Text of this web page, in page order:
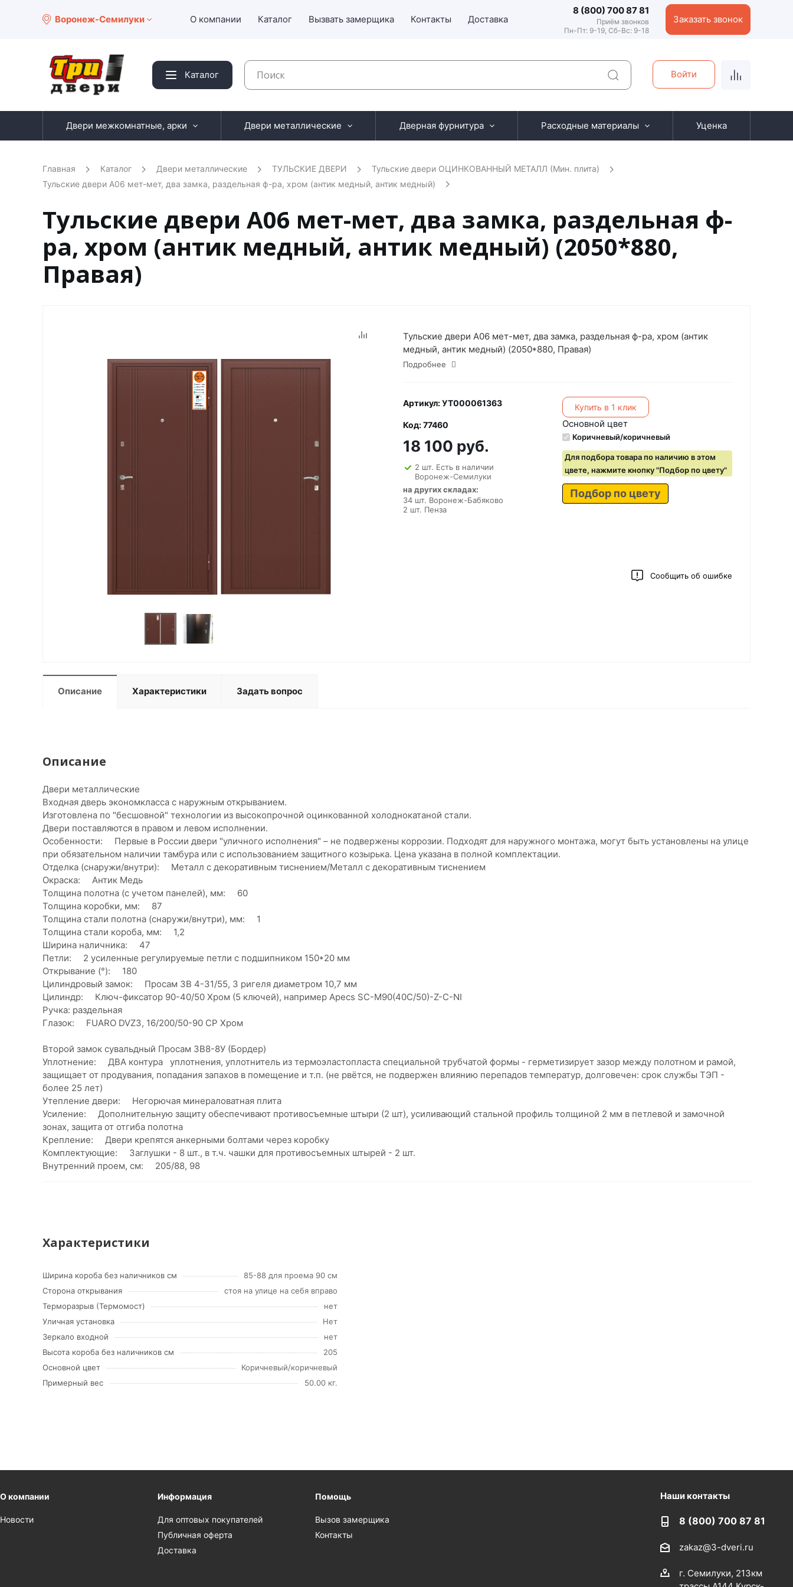
Воронеж-Семилуки О компании Каталог Вызвать замерщика Контакты Доставка
8 (800) 700 87 81
Приём звонков
Пн-Пт: 9-19, Сб-Вс: 9-18
Заказать звонок
Каталог Войти
Двери межкомнатные, арки Двери металлические Дверная фурнитура Расходные материалы Уценка
Главная Каталог Двери металлические ТУЛЬСКИЕ ДВЕРИ
Тульские двери ОЦИНКОВАННЫЙ МЕТАЛЛ (Мин. плита)
Тульские двери А06 мет-мет, два замка, раздельная ф-ра, хром (антик медный, антик медный)
Тульские двери А06 мет-мет, два замка, раздельная ф-
ра, хром (антик медный, антик медный) (2050*880,
Правая)
Тульские двери А06 мет-мет, два замка, раздельная ф-ра, хром (антик
медный, антик медный) (2050*880, Правая)
Подробнее
Артикул: УТ000061363
Код: 77460
18 100 руб.
2 шт. Есть в наличии
Воронеж-Семилуки
на других складах:
34 шт. Воронеж-Бабяково
2 шт. Пенза
Купить в 1 клик
Основной цвет
Коричневый/коричневый
Для подбора товара по наличию в этом
цвете, нажмите кнопку "Подбор по цвету"
Подбор по цвету
Сообщить об ошибке
Описание Характеристики Задать вопрос
Описание
Двери металлические
Входная дверь экономкласса с наружным открыванием.
Изготовлена по "бесшовной" технологии из высокопрочной оцинкованной холоднокатаной стали.
Двери поставляются в правом и левом исполнении.
Особенности: Первые в России двери "уличного исполнения" – не подвержены коррозии. Подходят для наружного монтажа, могут быть установлены на улице
при обязательном наличии тамбура или с использованием защитного козырька. Цена указана в полной комплектации.
Отделка (снаружи/внутри): Металл с декоративным тиснением/Металл с декоративным тиснением
Окраска: Антик Медь
Толщина полотна (с учетом панелей), мм: 60
Толщина коробки, мм: 87
Толщина стали полотна (снаружи/внутри), мм: 1
Толщина стали короба, мм: 1,2
Ширина наличника: 47
Петли: 2 усиленные регулируемые петли с подшипником 150*20 мм
Открывание (°): 180
Цилиндровый замок: Просам ЗВ 4-31/55, 3 ригеля диаметром 10,7 мм
Цилиндр: Ключ-фиксатор 90-40/50 Хром (5 ключей), например Apecs SC-M90(40C/50)-Z-C-NI
Ручка: раздельная
Глазок: FUARO DVZ3, 16/200/50-90 CP Хром
Второй замок сувальдный Просам ЗВ8-8У (Бордер)
Уплотнение: ДВА контура уплотнения, уплотнитель из термоэластопласта специальной трубчатой формы - герметизирует зазор между полотном и рамой,
защищает от продувания, попадания запахов в помещение и т.п. (не рвётся, не подвержен влиянию перепадов температур, долговечен: срок службы ТЭП -
более 25 лет)
Утепление двери: Негорючая минераловатная плита
Усиление: Дополнительную защиту обеспечивают противосъемные штыри (2 шт), усиливающий стальной профиль толщиной 2 мм в петлевой и замочной
зонах, защита от отгиба полотна
Крепление: Двери крепятся анкерными болтами через коробку
Комплектующие: Заглушки - 8 шт., в т.ч. чашки для противосъемных штырей - 2 шт.
Внутренний проем, см: 205/88, 98
Характеристики
Ширина короба без наличников см
85-88 для проема 90 см
Сторона открывания
стоя на улице на себя вправо
Терморазрыв (Термомост)
нет
Уличная установка
Нет
Зеркало входной
нет
Высота короба без наличников см
205
Основной цвет
Коричневый/коричневый
Примерный вес
50.00 кг.
О компании
Новости
Информация
Для оптовых покупателей
Публичная оферта
Доставка
Помощь
Вызов замерщика
Контакты
Наши контакты
8 (800) 700 87 81
zakaz@3-dveri.ru
г. Семилуки, 213км